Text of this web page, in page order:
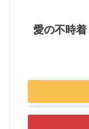
愛の不時